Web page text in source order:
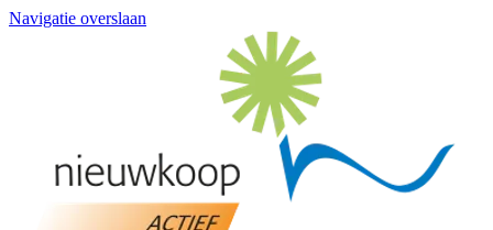
Navigatie overslaan